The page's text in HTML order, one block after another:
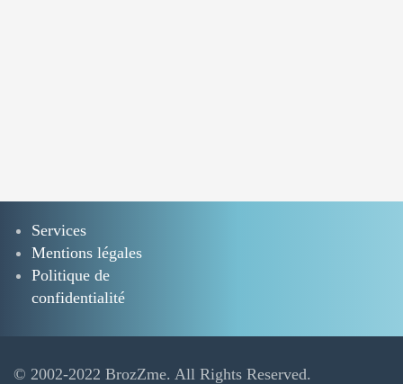
Services
Mentions légales
Politique de
confidentialité
© 2002-2022 BrozZme. All Rights Reserved.